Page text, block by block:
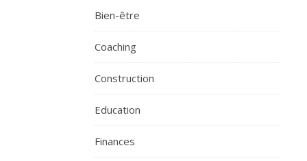
Bien-être
Coaching
Construction
Education
Finances